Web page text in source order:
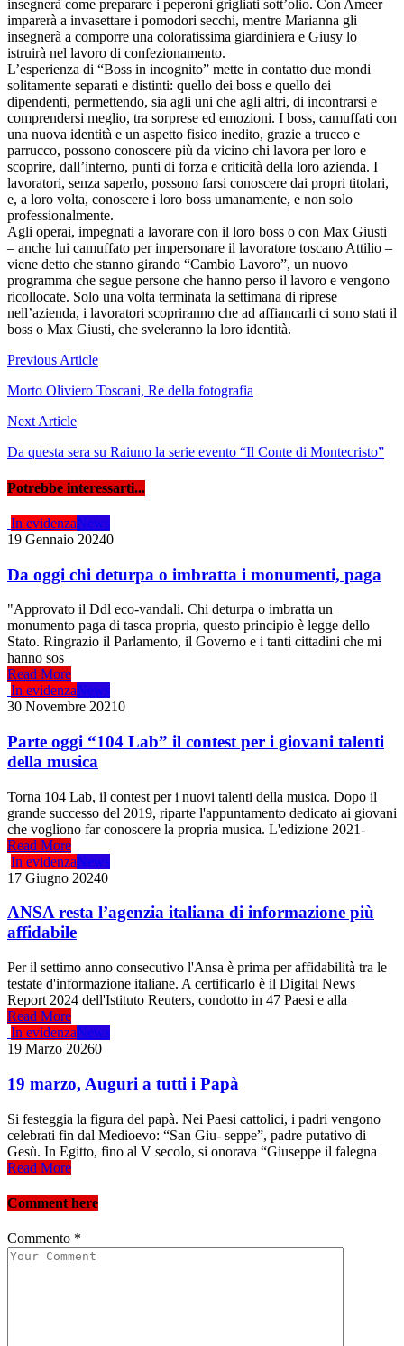
insegnerà come preparare i peperoni grigliati sott’olio. Con Ameer
imparerà a invasettare i pomodori secchi, mentre Marianna gli
insegnerà a comporre una coloratissima giardiniera e Giusy lo
istruirà nel lavoro di confezionamento.
L’esperienza di “Boss in incognito” mette in contatto due mondi
solitamente separati e distinti: quello dei boss e quello dei
dipendenti, permettendo, sia agli uni che agli altri, di incontrarsi e
comprendersi meglio, tra sorprese ed emozioni. I boss, camuffati con
una nuova identità e un aspetto fisico inedito, grazie a trucco e
parrucco, possono conoscere più da vicino chi lavora per loro e
scoprire, dall’interno, punti di forza e criticità della loro azienda. I
lavoratori, senza saperlo, possono farsi conoscere dai propri titolari,
e, a loro volta, conoscere i loro boss umanamente, e non solo
professionalmente.
Agli operai, impegnati a lavorare con il loro boss o con Max Giusti
– anche lui camuffato per impersonare il lavoratore toscano Attilio –
viene detto che stanno girando “Cambio Lavoro”, un nuovo
programma che segue persone che hanno perso il lavoro e vengono
ricollocate. Solo una volta terminata la settimana di riprese
nell’azienda, i lavoratori scopriranno che ad affiancarli ci sono stati il
boss o Max Giusti, che sveleranno la loro identità.
Navigazione
articoli
Previous Article
Morto Oliviero Toscani, Re della fotografia
Next Article
Da questa sera su Raiuno la serie evento “Il Conte di Montecristo”
Potrebbe interessarti...
In evidenzaNews
19 Gennaio 20240
Da oggi chi deturpa o imbratta i monumenti, paga
"Approvato il Ddl eco-vandali. Chi deturpa o imbratta un
monumento paga di tasca propria, questo principio è legge dello
Stato. Ringrazio il Parlamento, il Governo e i tanti cittadini che mi
hanno sos
Read More
In evidenzaNews
30 Novembre 20210
Parte oggi “104 Lab” il contest per i giovani talenti
della musica
Torna 104 Lab, il contest per i nuovi talenti della musica. Dopo il
grande successo del 2019, riparte l'appuntamento dedicato ai giovani
che vogliono far conoscere la propria musica. L'edizione 2021-
Read More
In evidenzaNews
17 Giugno 20240
ANSA resta l’agenzia italiana di informazione più
affidabile
Per il settimo anno consecutivo l'Ansa è prima per affidabilità tra le
testate d'informazione italiane. A certificarlo è il Digital News
Report 2024 dell'Istituto Reuters, condotto in 47 Paesi e alla
Read More
In evidenzaNews
19 Marzo 20260
19 marzo, Auguri a tutti i Papà
Si festeggia la figura del papà. Nei Paesi cattolici, i padri vengono
celebrati fin dal Medioevo: “San Giu- seppe”, padre putativo di
Gesù. In Egitto, fino al V secolo, si onorava “Giuseppe il falegna
Read More
Comment here
Commento *